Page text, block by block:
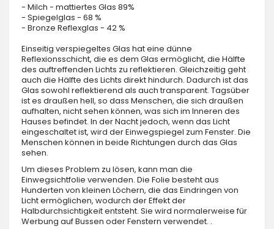
- Milch - mattiertes Glas 89%
- Spiegelglas - 68 %
- Bronze Reflexglas - 42 %
Einseitig verspiegeltes Glas hat eine dünne
Reflexionsschicht, die es dem Glas ermöglicht, die Hälfte
des auftreffenden Lichts zu reflektieren. Gleichzeitig geht
auch die Hälfte des Lichts direkt hindurch. Dadurch ist das
Glas sowohl reflektierend als auch transparent. Tagsüber
ist es draußen hell, so dass Menschen, die sich draußen
aufhalten, nicht sehen können, was sich im Inneren des
Hauses befindet. In der Nacht jedoch, wenn das Licht
eingeschaltet ist, wird der Einwegspiegel zum Fenster. Die
Menschen können in beide Richtungen durch das Glas
sehen.
Um dieses Problem zu lösen, kann man die
Einwegsichtfolie verwenden. Die Folie besteht aus
Hunderten von kleinen Löchern, die das Eindringen von
Licht ermöglichen, wodurch der Effekt der
Halbdurchsichtigkeit entsteht. Sie wird normalerweise für
Werbung auf Bussen oder Fenstern verwendet. .